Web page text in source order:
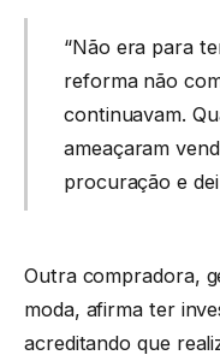
“Não era para
reforma não
continuavam.
ameaçaram
procuração e
Outra compradora,
moda, afirma ter
acreditando que